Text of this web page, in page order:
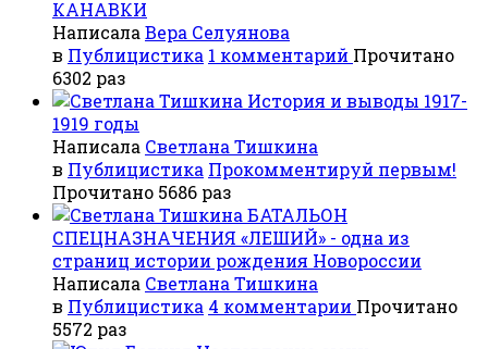
КАНАВКИ
НаписалаВера Селуянова
в Публицистика 1 комментарий Прочитано
6302 раз
История и выводы 1917-
1919 годы
Написала Светлана Тишкина
в Публицистика Прокомментируй первым!
Прочитано 5686 раз
БАТАЛЬОН
СПЕЦНАЗНАЧЕНИЯ «ЛЕШИЙ» - одна из
страниц истории рождения Новороссии
Написала Светлана Тишкина
в Публицистика 4 комментарии Прочитано
5572 раз